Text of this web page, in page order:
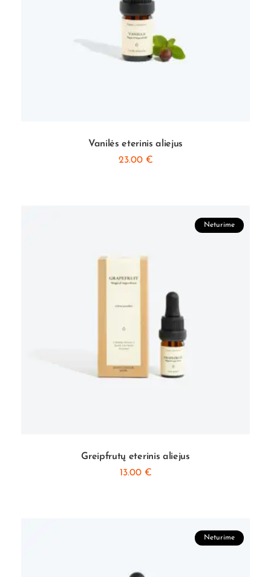
Vanilės eterinis aliejus
23.00 €
Neturime
Greipfrutų eterinis aliejus
13.00 €
Neturime